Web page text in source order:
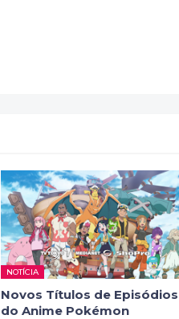
NOTÍCIA
Novos Títulos de Episódios
do Anime Pokémon